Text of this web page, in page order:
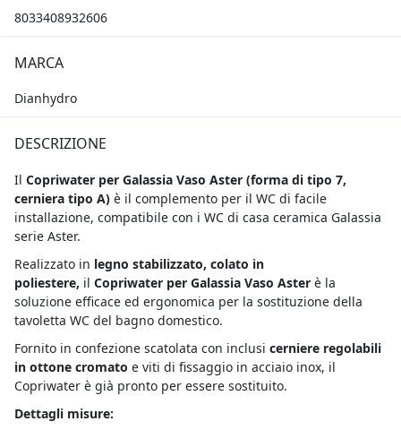
8033408932606
MARCA
Dianhydro
DESCRIZIONE
Il Copriwater per Galassia Vaso Aster (forma di tipo 7,
cerniera tipo A) è il complemento per il WC di facile
installazione, compatibile con i WC di casa ceramica Galassia
serie Aster.
Realizzato in legno stabilizzato, colato in
poliestere, il Copriwater per Galassia Vaso Asterè la
soluzione efficace ed ergonomica per la sostituzione della
tavoletta WC del bagno domestico.
Fornito in confezione scatolata con inclusi cerniere regolabili
in ottone cromato e viti di fissaggio in acciaio inox, il
Copriwater è già pronto per essere sostituito.
Dettagli misure: